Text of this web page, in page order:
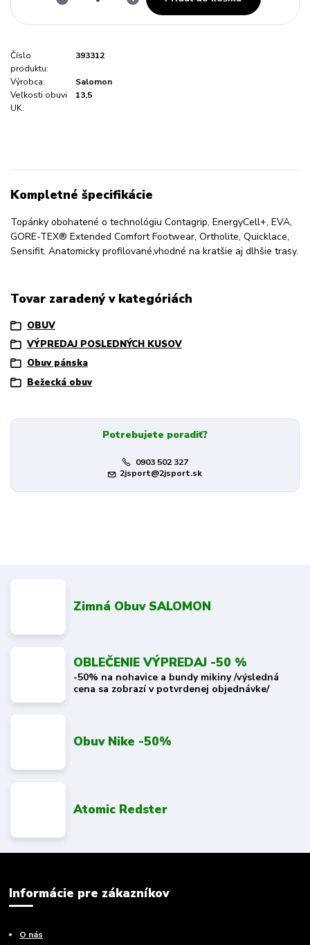
Číslo
produktu:
393312
Výrobca:
Salomon
Veľkosti obuvi
UK:
13,5
Kompletné špecifikácie
Topánky obohatené o technológiu Contagrip, EnergyCell+, EVA,
GORE-TEX® Extended Comfort Footwear, Ortholite, Quicklace,
Sensifit. Anatomicky profilované,vhodné na kratšie aj dlhšie trasy.
Tovar zaradený v kategóriách
OBUV
VÝPREDAJ POSLEDNÝCH KUSOV
Obuv pánska
Bežecká obuv
Potrebujete poradiť?
0903 502 327
2jsport@2jsport.sk
Zimná Obuv SALOMON
OBLEČENIE VÝPREDAJ -50 %
-50% na nohavice a bundy mikiny /výsledná
cena sa zobrazí v potvrdenej objednávke/
Obuv Nike -50%
Atomic Redster
Informácie pre zákazníkov
O nás